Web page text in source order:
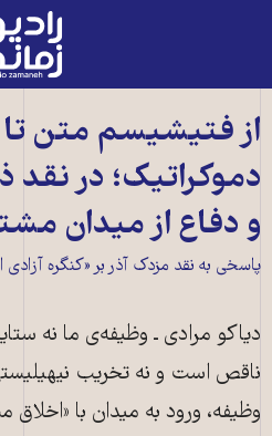
رادیو
زمانه
صفحه
اصلی
از فتیشیسم متن
دموکراتیک؛ در
و دفاع از میدان
پاسخی به نقد مزدک آذر بر «کنگره آزادی
دیاکو مرادی ـ وظیفه‌ی ما نه
ناقص است و نه تخریب
وظیفه، ورود به میدان با